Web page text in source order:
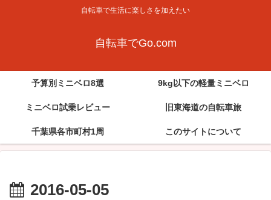
自転車で生活に楽しさを加えたい
自転車でGo.com
予算別ミニベロ8選 9kg以下の軽量ミニベロ
ミニベロ試乗レビュー 旧東海道の自転車旅
千葉県各市町村1周 このサイトについて
2016-05-05